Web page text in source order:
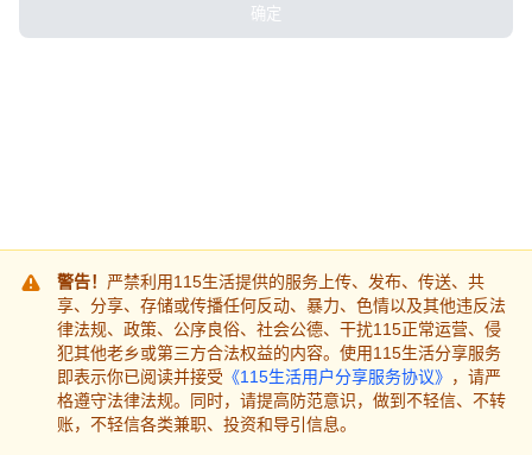
确定
警告！ 严禁利用115生活提供的服务上传、发布、传送、共
享、分享、存储或传播任何反动、暴力、色情以及其他违反法
律法规、政策、公序良俗、社会公德、干扰115正常运营、侵
犯其他老乡或第三方合法权益的内容。使用115生活分享服务
即表示你已阅读并接受 《115生活用户分享服务协议》 ，请严
格遵守法律法规。同时，请提高防范意识，做到不轻信、不转
账，不轻信各类兼职、投资和导引信息。